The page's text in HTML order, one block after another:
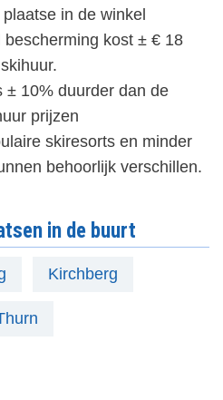
in de winkel
kost ± € 18
± 10% duurder dan de
prijzen
skiresorts en minder
behoorlijk verschillen.
in de buurt
Kirchberg